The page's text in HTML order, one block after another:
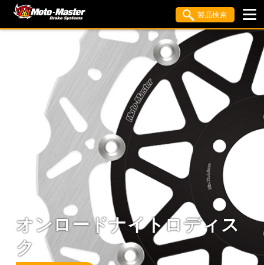
製品検索
ブランド内検索
車種検索
アイテム検索 品番検索
HONDA YAMAHA SUZUKI
APRILIA BIMOTA
DUCATI HUSQVANA
MOTO GUZZI TRIUMPH
閉じる
オンロードナイトロディス
ク
オンロードフレイムデ
ク
オンロードヘイローディス
ク